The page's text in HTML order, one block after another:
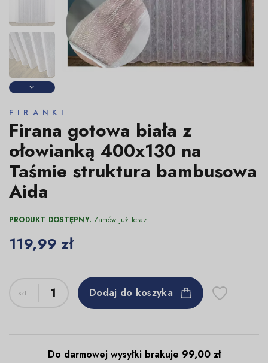
FIRANKI
Firana gotowa biała z
ołowianką 400x130 na
Taśmie struktura bambusowa
Aida
PRODUKT DOSTĘPNY. Zamów już teraz
119,99 zł
Dodaj do koszyka
Do darmowej wysyłki brakuje 99,00 zł